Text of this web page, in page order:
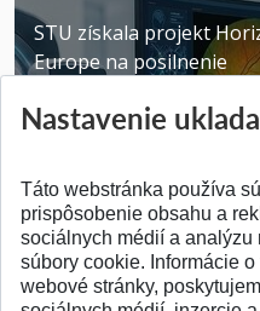
STU získala projekt
Europe na posilnenie
Publikované 31.07.2026
Nastavenie
Táto webstránka používa
prispôsobenie obsahu a
sociálnych médií a analýzu
súbory cookie. Informácie
webové stránky,